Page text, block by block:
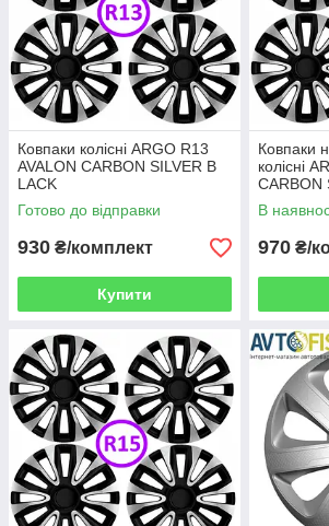
Ковпаки колісні ARGO R13
AVALON CARBON SILVER B
LACK
Готово до відправки
930 ₴/комплект
Купити
Ковпаки
колісні
CARBON
В
970 ₴/